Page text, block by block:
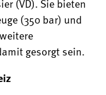
(350 bar) und
gesorgt sein.